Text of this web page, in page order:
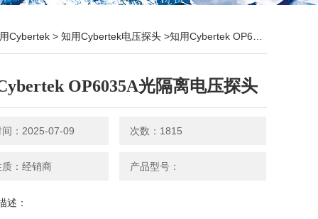
Cybertek > 知用Cybertek电压探头 >知用Cybertek OP6035A光隔离电压探头
OP6035A光隔离电压探头
间：2025-07-09 次数：1815
质：经销商 产品型号：
述：